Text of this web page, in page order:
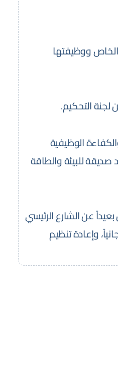
ووظيفتها
التحكيم.
الوظيفية
صديقة للبيئة والطاقة
عن الشارع الرئيسي
وإعادة تنظيم